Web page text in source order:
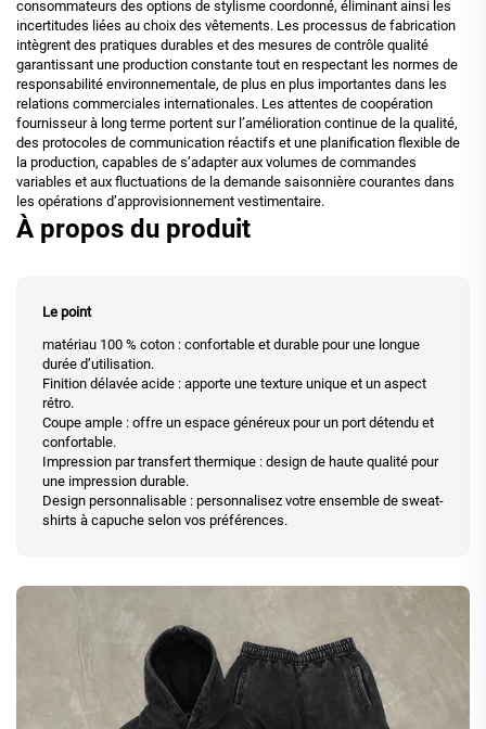
consommateurs des options de stylisme coordonné, éliminant ainsi les
incertitudes liées au choix des vêtements. Les processus de fabrication
intègrent des pratiques durables et des mesures de contrôle qualité
garantissant une production constante tout en respectant les normes de
responsabilité environnementale, de plus en plus importantes dans les
relations commerciales internationales. Les attentes de coopération
fournisseur à long terme portent sur l’amélioration continue de la qualité,
des protocoles de communication réactifs et une planification flexible de
la production, capables de s’adapter aux volumes de commandes
variables et aux fluctuations de la demande saisonnière courantes dans
les opérations d’approvisionnement vestimentaire.
À propos du produit
Le point
matériau 100 % coton : confortable et durable pour une longue
durée d’utilisation.
Finition délavée acide : apporte une texture unique et un aspect
rétro.
Coupe ample : offre un espace généreux pour un port détendu et
confortable.
Impression par transfert thermique : design de haute qualité pour
une impression durable.
Design personnalisable : personnalisez votre ensemble de sweat-
shirts à capuche selon vos préférences.